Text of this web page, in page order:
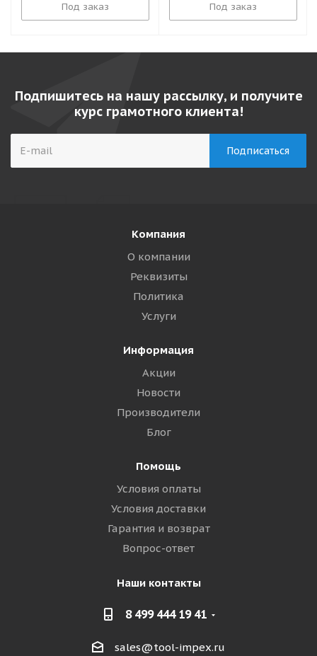
Под заказ Под заказ
Подпишитесь на нашу рассылку, и получите
курс грамотного клиента!
Компания
О компании
Реквизиты
Политика
Услуги
Информация
Акции
Новости
Производители
Блог
Помощь
Условия оплаты
Условия доставки
Гарантия и возврат
Вопрос-ответ
Наши контакты
8 499 444 19 41
sales@tool-impex.ru